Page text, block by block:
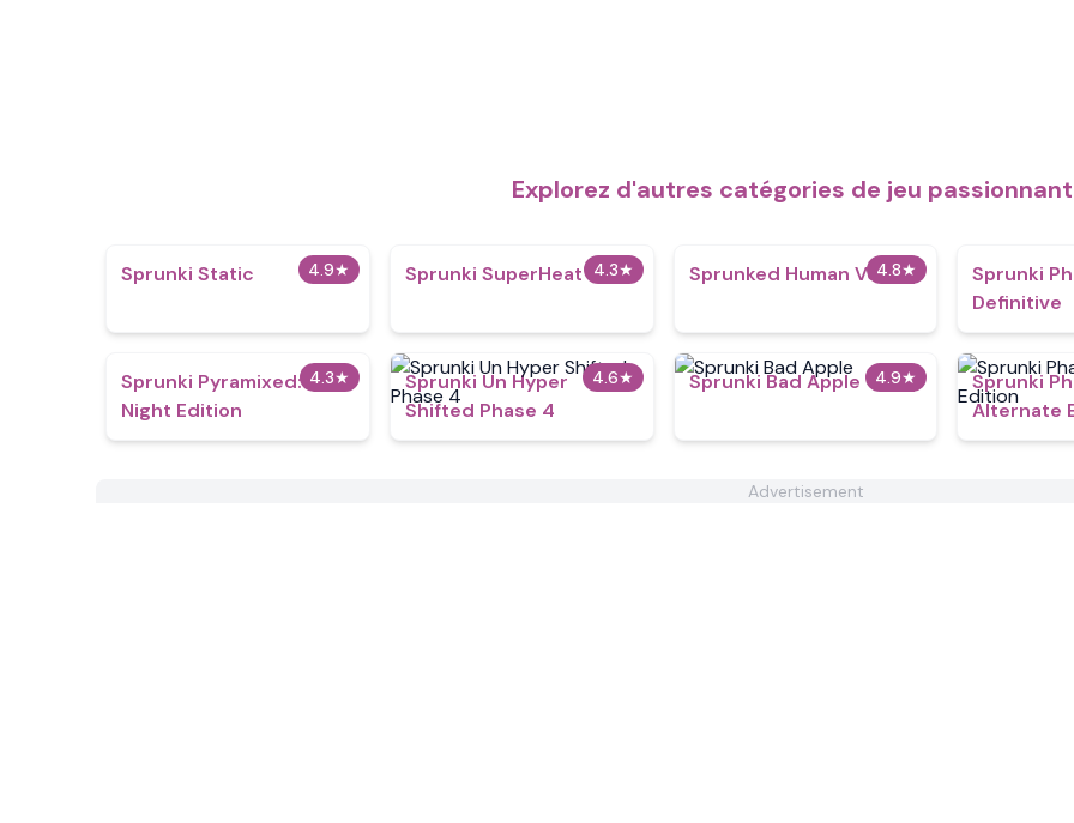
Explorez d'autres catégories de jeu
4.9★
Sprunki Static 4.3★
Sprunki SuperHeat 4.8★
Sprunked Human Ver
Sprunki
Definitive
4.3★
Sprunki Pyramixed:
Night Edition
4.6★
Sprunki Un Hyper
Shifted Phase 4
4.9★
Sprunki Bad Apple
Sprunki
Alternate
Advertisement